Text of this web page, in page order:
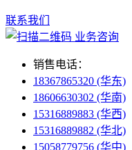
联系我们
业务咨询
销售电话：
18367865320 (华东)
18606630302 (华南)
15316889883 (华西)
15316889882 (华北)
15058779756 (华中)